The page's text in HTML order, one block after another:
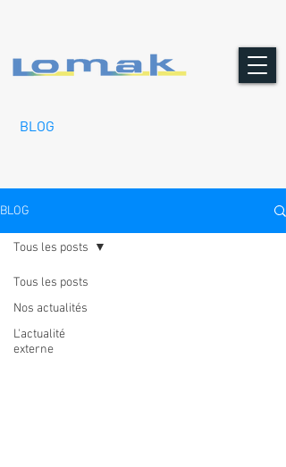
BLOG
BLOG
Tous les posts
Nos actualités
L'actualité
externe
Tous les posts